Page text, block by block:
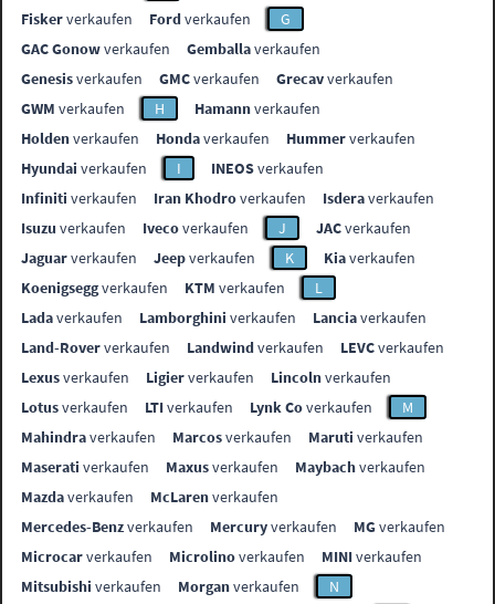
Fiskerverkaufen Fordverkaufen
G
GAC Gonowverkaufen Gemballaverkaufen
Genesisverkaufen GMCverkaufen Grecavverkaufen
GWM verkaufen H Hamannverkaufen
Holdenverkaufen Hondaverkaufen Hummerverkaufen
Hyundai verkaufen I INEOSverkaufen
Infiniti verkaufen Iran Khodroverkaufen Isderaverkaufen
Isuzu verkaufen Ivecoverkaufen J JACverkaufen
Jaguarverkaufen Jeepverkaufen K Kiaverkaufen
Koenigseggverkaufen KTM verkaufen
L
Ladaverkaufen Lamborghini verkaufen Lanciaverkaufen
Land-Roververkaufen Landwindverkaufen LEVCverkaufen
Lexusverkaufen Ligierverkaufen Lincolnverkaufen
Lotusverkaufen LTIverkaufen Lynk Coverkaufen
M
Mahindraverkaufen Marcosverkaufen Maruti verkaufen
Maserati verkaufen Maxusverkaufen Maybachverkaufen
Mazdaverkaufen McLarenverkaufen
Mercedes-Benzverkaufen Mercuryverkaufen MGverkaufen
Microcarverkaufen Microlinoverkaufen MINIverkaufen
Mitsubishi verkaufen Morganverkaufen
N